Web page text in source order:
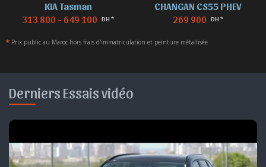
KIA Tasman
313 800 - 649 100 DH *
CHANGAN CS55 PHEV
269 900 DH *
* Prix public au Maroc hors frais d'immatriculation et peinture métallisée
Derniers Essais vidéo